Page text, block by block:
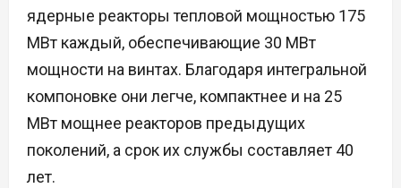
ядерные реакторы тепловой мощностью 175
МВт каждый, обеспечивающие 30 МВт
мощности на винтах. Благодаря интегральной
компоновке они легче, компактнее и на 25
МВт мощнее реакторов предыдущих
поколений, а срок их службы составляет 40
лет.